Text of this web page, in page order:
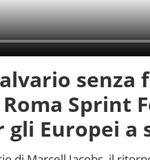
Sprint
gli Europei a